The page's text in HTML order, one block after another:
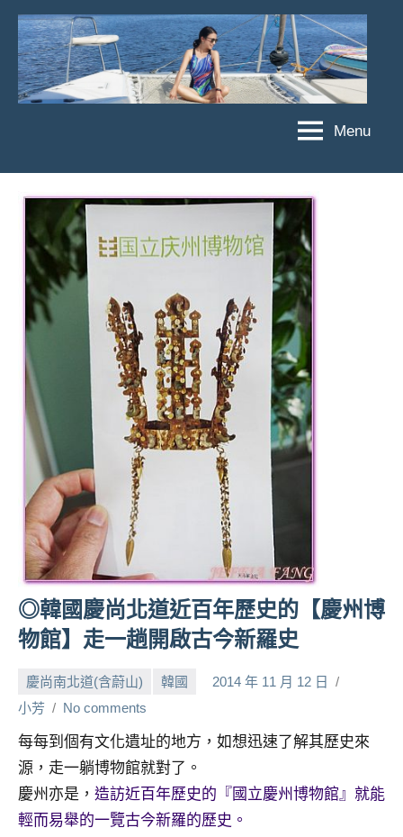
Skip
content
菲
亞
娃
JEFFIA
FANG
粉
團、
題
旅
遊、
人
路、
遊
節
目
來
賓、
News
金
號
節
班
底、
外
景
Menu
◎韓國慶尚北道近百年歷史的【慶州博
物館】走一趟開啟古今新羅史
慶尚南北道(含蔚山) 韓國
2014 年 11 月 12 日
小芳
No comments
每每到個有文化遺址的地方，如想迅速了解其歷史來
源，走一躺博物館就對了。
慶州亦是， 造訪近百年歷史的『國立慶州博物館』就能
輕而易舉的一覽古今新羅的歷史。